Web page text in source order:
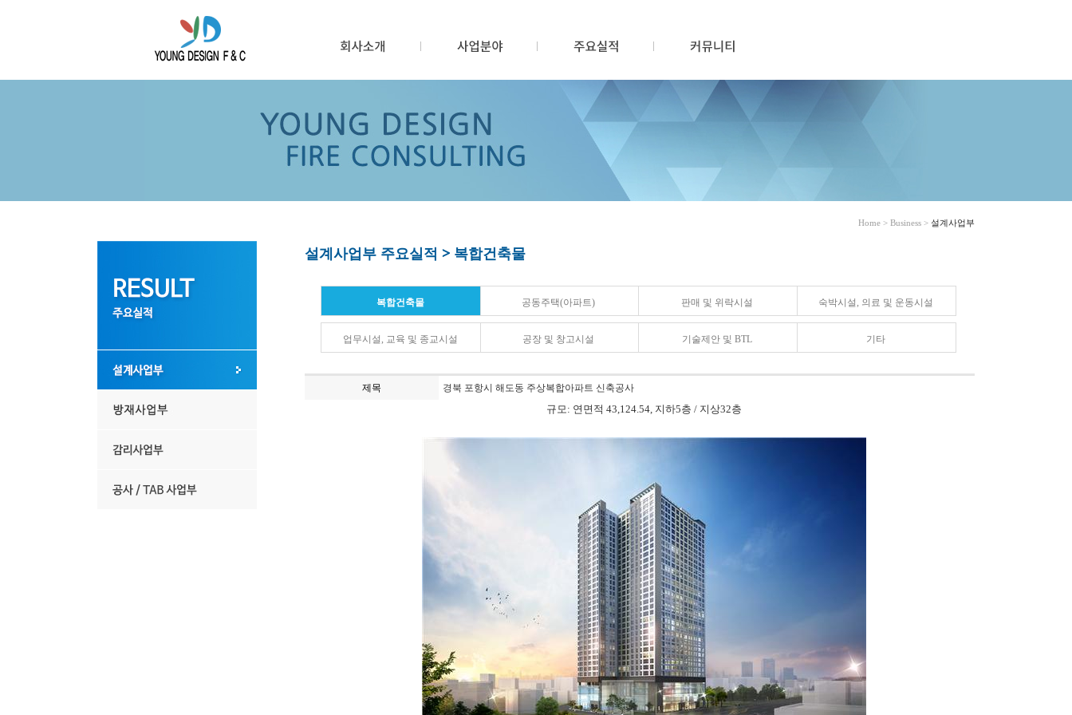
Home > Business > 설계사업부
설계사업부 주요실적 > 복합건축물
복합건축물 공동주택(아파트) 판매 및 위락시설 숙박시설, 의료 및 운동시설
업무시설, 교육 및 종교시설 공장 및 창고시설 기술제안 및 BTL 기타
제목 경북 포항시 해도동 주상복합아파트 신축공사
규모: 연면적 43,124.54, 지하5층 / 지상32층